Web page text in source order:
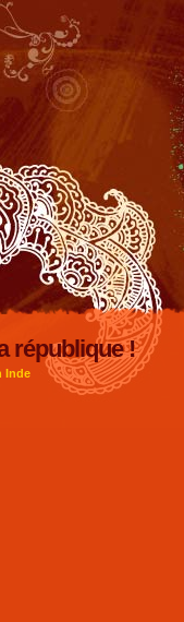
république !
Inde